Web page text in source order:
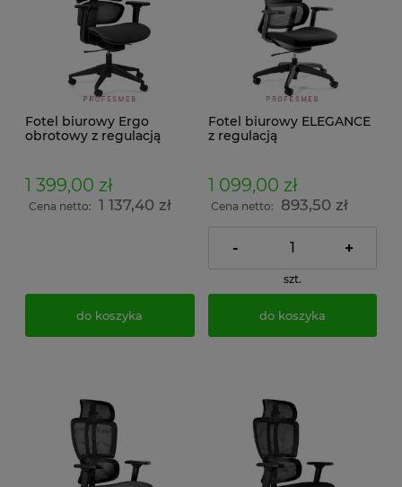
Fotel biurowy Ergo
obrotowy z regulacją
siedziska, oparcia
lędźwiowego z
mechanizmem Synchro
1 399,00 zł
Cena netto: 1 137,40 zł
do koszyka
Fotel biurowy ELEGANCE
z regulacją
siedziska obrotowy z
mechanizmem Synchro
tapicerowane siatka
1 099,00 zł
Cena netto: 893,50 zł
- +
szt.
do koszyka